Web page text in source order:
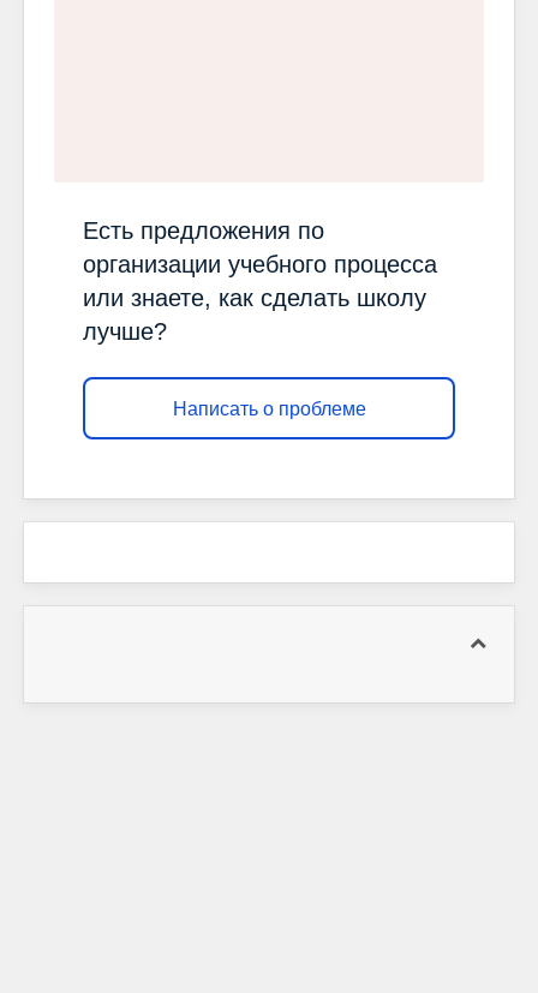
Есть предложения по
организации учебного процесса
или знаете, как сделать школу
лучше?
Написать о проблеме